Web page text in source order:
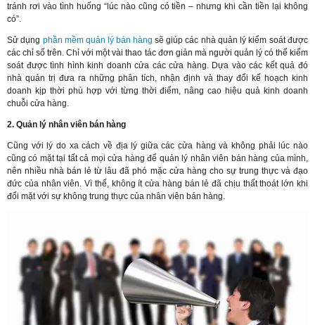
tránh rơi vào tình huống “lúc nào cũng có tiền – nhưng khi cần tiền lại không
có”.
Sử dụng phần mềm quản lý bán hàng sẽ giúp các nhà quản lý kiểm soát được
các chỉ số trên. Chỉ với một vài thao tác đơn giản mà người quản lý có thể kiểm
soát được tình hình kinh doanh cửa các cửa hàng. Dựa vào các kết quả đó
nhà quản trị đưa ra những phân tích, nhận định và thay đổi kế hoạch kinh
doanh kịp thời phù hợp với từng thời điểm, nâng cao hiệu quả kinh doanh
chuỗi cửa hàng.
2. Quản lý nhân viên bán hàng
Cũng với lý do xa cách về địa lý giữa các cửa hàng và không phải lúc nào
cũng có mặt tại tất cả mọi cửa hàng để quản lý nhân viên bán hàng của mình,
nên nhiều nhà bán lẻ từ lâu đã phó mặc cửa hàng cho sự trung thực và đạo
đức của nhân viên. Vì thế, không ít cửa hàng bán lẻ đã chịu thất thoát lớn khi
đối mặt với sự không trung thực của nhân viên bán hàng.